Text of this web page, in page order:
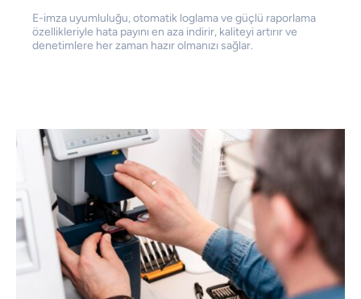
E-imza uyumluluğu, otomatik loglama ve güçlü raporlama
özellikleriyle hata payını en aza indirir, kaliteyi artırır ve
denetimlere her zaman hazır olmanızı sağlar.